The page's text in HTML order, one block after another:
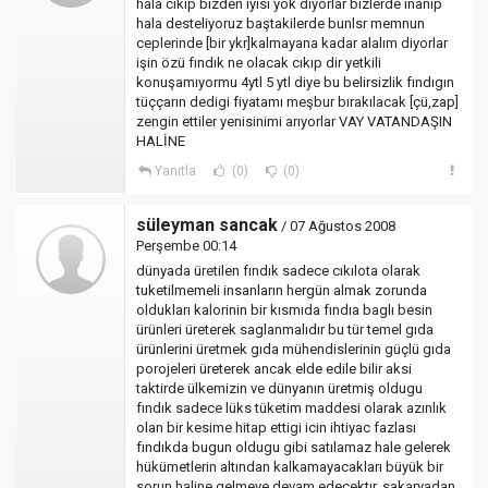
hala cıkıp bizden iyisi yok diyorlar bizlerde inanıp
hala desteliyoruz baştakilerde bunlsr memnun
ceplerinde [bir ykr]kalmayana kadar alalım diyorlar
işin özü fındık ne olacak cıkıp dir yetkili
konuşamıyormu 4ytl 5 ytl diye bu belirsizlik fındıgın
tüççarın dedigi fiyatamı meşbur bırakılacak [çü,zap]
zengin ettiler yenisinimi arıyorlar VAY VATANDAŞIN
HALİNE
Yanıtla (0) (0)
süleyman sancak / 07 Ağustos 2008
Perşembe 00:14
dünyada üretilen fındık sadece cıkılota olarak
tuketilmemeli insanların hergün almak zorunda
oldukları kalorinin bir kısmıda fındıa baglı besin
ürünleri üreterek saglanmalıdır bu tür temel gıda
ürünlerini üretmek gıda mühendislerinin güçlü gıda
porojeleri üreterek ancak elde edile bilir aksi
taktirde ülkemizin ve dünyanın üretmiş oldugu
fındık sadece lüks tüketim maddesi olarak azınlık
olan bir kesime hitap ettigi icin ihtiyac fazlası
fındıkda bugun oldugu gibi satılamaz hale gelerek
hükümetlerin altından kalkamayacakları büyük bir